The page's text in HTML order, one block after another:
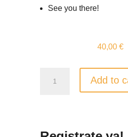
See you there!
40,00€
Barrios
Add to